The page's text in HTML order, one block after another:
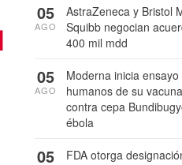
AstraZeneca y Bristol
Squibb negocian
400 mil mdd
05
AGO
Moderna inicia ensayo
humanos de su vacuna
contra cepa
ébola
05
AGO
FDA otorga
05